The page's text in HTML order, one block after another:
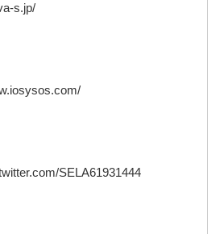
s.jp/
SELA61931444